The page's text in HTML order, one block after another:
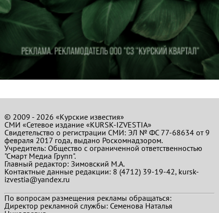
© 2009 - 2026 «Курские известия»
СМИ «Сетевое издание «KURSK-IZVESTIA»
Свидетельство о регистрации СМИ: ЭЛ № ФС 77-68634 от 9
февраля 2017 года, выдано Роскомнадзором.
Учредитель: Общество с ограниченной ответственностью
"Смарт Медиа Групп".
Главный редактор:Зимовский М.А.
Контактные данные редакции: 8 (4712) 39-19-42, kursk-
izvestia@yandex.ru
По вопросам размещения рекламы обращаться:
Директор рекламной службы: Семенова Наталья